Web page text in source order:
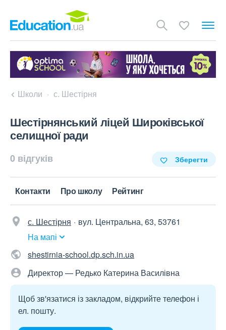
Школи с. Шестірня
Шестірнянський ліцей Широківської
селищної ради
0 відгуків Зберегти
Контакти Про школу Рейтинг
с. Шестірня
вул. Центральна, 63, 53761
На мапі
shestirnia-school.dp.sch.in.ua
Директор — Редько Катерина Василівна
Щоб зв'язатися із закладом, відкрийте телефон і
ел. пошту.